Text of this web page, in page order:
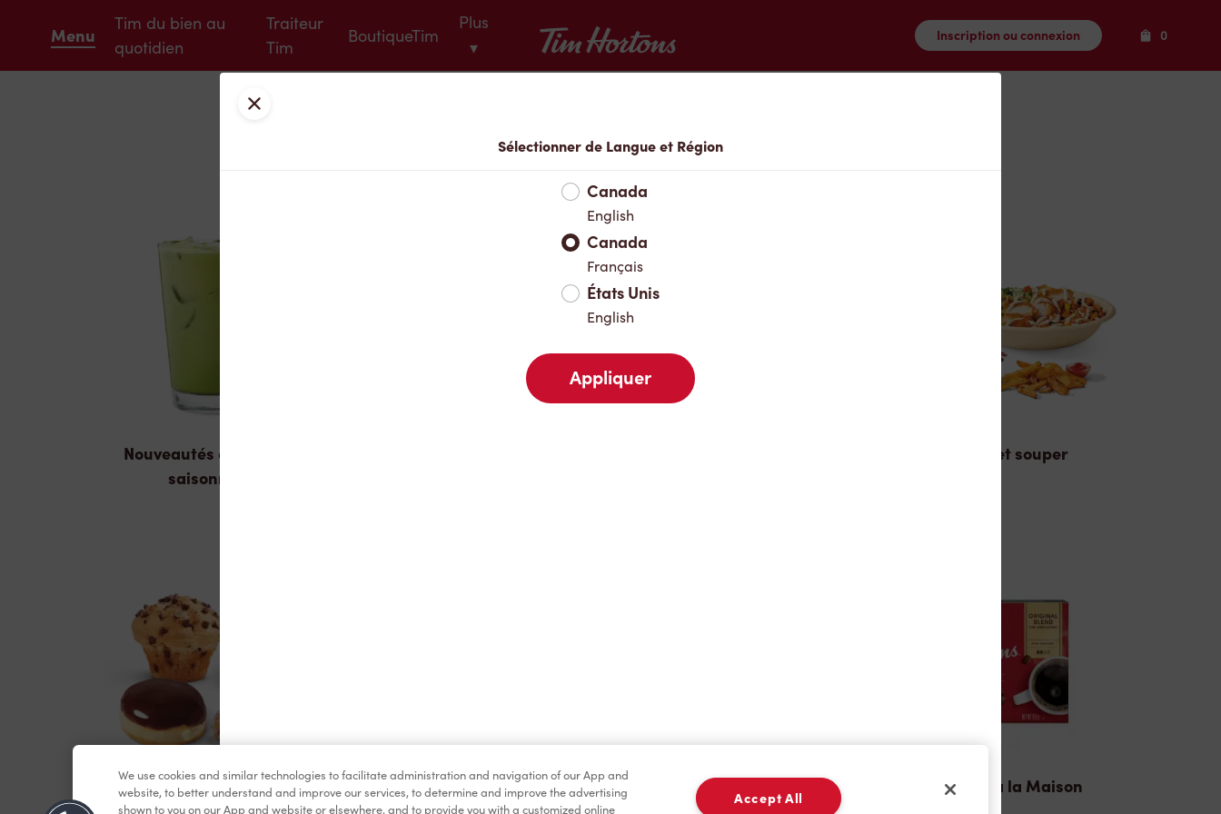
Menu
Tim du bien au
quotidien
Traiteur
Tim
BoutiqueTim
Plus
▾
Tim Hortons
Inscription ou connexion 0Produits
Menu
Nouveautés et produits
saisonniers
Dîner et souper
Pâtisseries Marchandises Assaisonnement TimMD à la Maison
We use cookies and similar technologies to facilitate administration and navigation of our App and
website, to better understand and improve our services, to determine and improve the advertising
shown to you on our App and website or elsewhere, and to provide you with a customized online
Accept All
Fermer
Sélectionner de Langue et Région
Canada
English
Canada
Français
États Unis
English
Appliquer